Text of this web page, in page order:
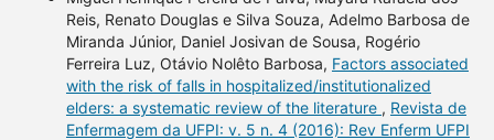
Reis, Renato Douglas e Silva Souza, Adelmo Barbosa de
Miranda Júnior, Daniel Josivan de Sousa, Rogério
Ferreira Luz, Otávio Nolêto Barbosa, Factors associated
with the risk of falls in hospitalized/institutionalized
elders: a systematic review of the literature , Revista de
Enfermagem da UFPI: v. 5 n. 4 (2016): Rev Enferm UFPI